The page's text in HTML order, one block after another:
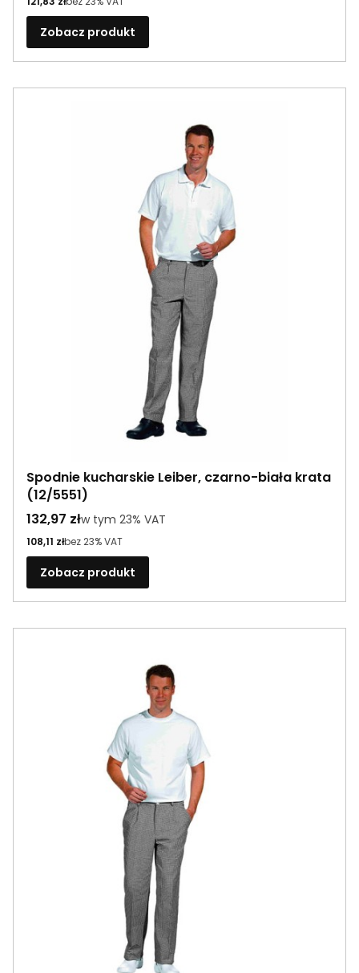
Zobacz produkt
Spodnie kucharskie Leiber, czarno-biała krata
(12/5551)
Cena brutto
132,97 złw tym %s VAT
w tym 23% VAT
Cena netto
108,11 złbez 23% VAT
Zobacz produkt